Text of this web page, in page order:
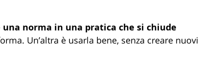
norma in una pratica che si chiude
Un’altra è usarla bene, senza creare nuovi